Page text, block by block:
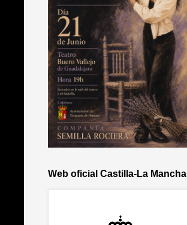
Web oficial Castilla-La Mancha